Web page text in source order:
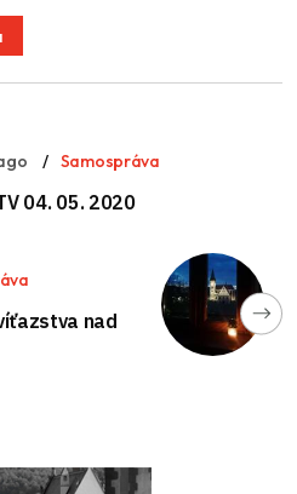
Samospráva
04. 05. 2020
nad